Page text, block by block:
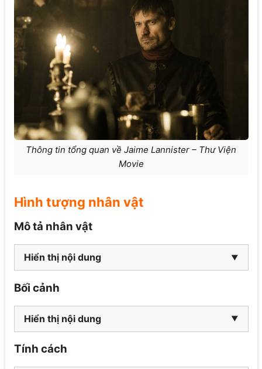
Thông tin tổng quan về Jaime Lannister – Thư Viện
Movie
Hình tượng nhân vật
Mô tả nhân vật
Hiển thị nội dung
Bối cảnh
Hiển thị nội dung
Tính cách